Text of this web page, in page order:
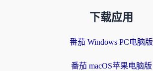
下载应用
番茄 Windows PC电脑版
番茄 macOS苹果电脑版